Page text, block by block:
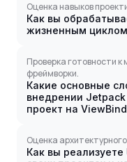
Оценка навыков
Как вы
жизненным циклом
Проверка готовности
фреймворки.
Какие основные
внедрении
проект на
Оценка
Как вы